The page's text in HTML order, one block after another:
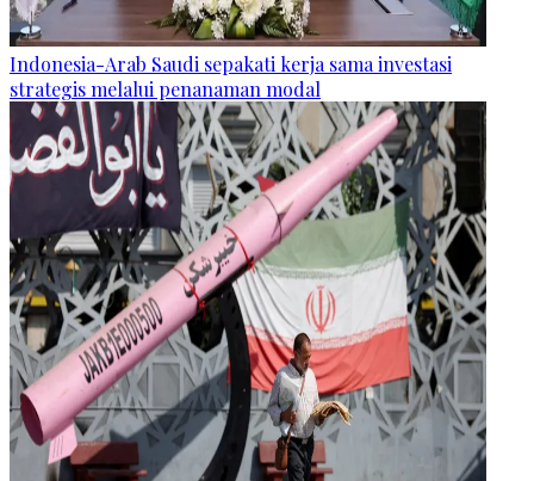
Indonesia-Arab Saudi sepakati kerja sama investasi
strategis melalui penanaman modal